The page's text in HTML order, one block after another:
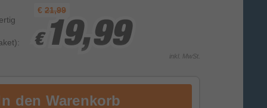
€ 21,99
€19,99
€19,99
€19,99
inkl. MwSt.